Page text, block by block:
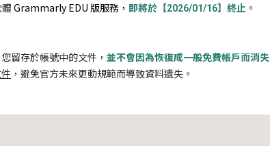
Grammarly EDU 版服務， 即將於【2026/01/16】終止 。
留存於帳號中的文件， 並不會因為恢復成一般免費帳戶而消失
，避免官方未來更動規範而導致資料遺失。